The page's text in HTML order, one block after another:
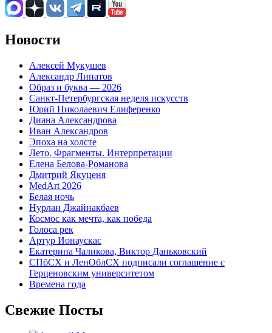
Новости
Алексей Мукушев
Александр Липатов
Образ и буква — 2026
Санкт-Петербургская неделя искусств
Юрий Николаевич Елиференко
Диана Александрова
Иван Александров
Эпоха на холсте
Лето. Фрагменты. Интерпретации
Елена Белова-Романова
Дмитрий Якуценя
MedArt 2026
Белая ночь
Нурлан Джайнакбаев
Космос как мечта, как победа
Голоса рек
Артур Ионаускас
Екатерина Чаликова, Виктор Даньковский
СПбСХ и ЛенОблСХ подписали соглашение с
Герценовским университетом
Времена года
Свежие Посты